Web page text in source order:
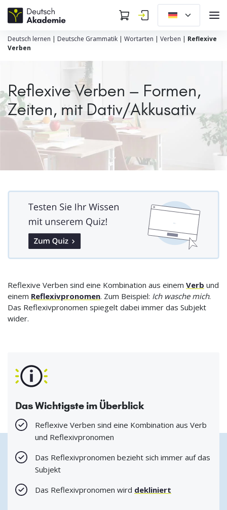
Deutsch lernen | Deutsche Grammatik | Wortarten | Verben | Reflexive
Verben
Reflexive Verben – Formen,
Zeiten, mit Dativ/Akkusativ
Reflexive Verben sind eine Kombination aus einem Verb und
einem Reflexivpronomen. Zum Beispiel: Ich wasche mich.
Das Reflexivpronomen spiegelt dabei immer das Subjekt
wider.
Das Wichtigste im Überblick
Reflexive Verben sind eine Kombination aus Verb
und Reflexivpronomen
Das Reflexivpronomen bezieht sich immer auf das
Subjekt
Das Reflexivpronomen wird dekliniert